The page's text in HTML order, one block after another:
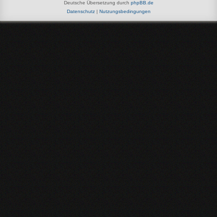
Deutsche Übersetzung durch phpBB.de
Datenschutz| Nutzungsbedingungen